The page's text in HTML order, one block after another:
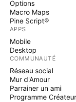
Options
Macro Maps
Pine Script®
APPS
Mobile
Desktop
COMMUNAUTÉ
Réseau social
Mur d'Amour
Parrainer un ami
Programme Créateur